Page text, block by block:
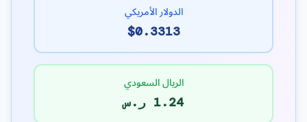
الدولار الأمريكي
$0.3313
الريال السعودي
1.24 ر.س